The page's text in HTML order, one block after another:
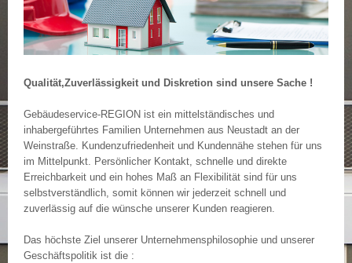
Qualität,Zuverlässigkeit und Diskretion sind unsere Sache !
Gebäudeservice-REGION ist ein mittelständisches und
inhabergeführtes Familien Unternehmen aus Neustadt an der
Weinstraße. Kundenzufriedenheit und Kundennähe stehen für uns
im Mittelpunkt. Persönlicher Kontakt, schnelle und direkte
Erreichbarkeit und ein hohes Maß an Flexibilität sind für uns
selbstverständlich, somit können wir jederzeit schnell und
zuverlässig auf die wünsche unserer Kunden reagieren.
Das höchste Ziel unserer Unternehmensphilosophie und unserer
Geschäftspolitik ist die :